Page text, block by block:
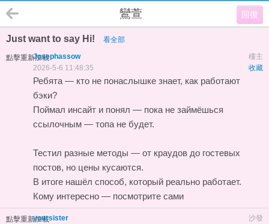
回復
鸞萱
Just want to say Hi! 看全部
點擊重新加載 樓主
Josephassow
收藏
2026-5-6 11:48:35
Ребята — кто не понаслышке знает, как работают
бэки?
Поймал инсайт и понял — пока не займёшься
ссылочным — топа не будет.
Тестил разные методы — от краудов до гостевых
постов, но цены кусаются.
В итоге нашёл способ, который реально работает.
Кому интересно — посмотрите сами
點擊重新加載 沙發
yoursister